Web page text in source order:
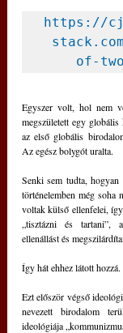
https://
of-
Egyszer volt, hol nem
megszületett egy
az első globális
Az egész bolygót uralta.
Senki sem tudta, hogyan
történelemben még soha
voltak külső ellenfelei,
„tisztázni és tartani”,
ellenállást és
Így hát ehhez látott hozzá.
Ezt először végső
nevezett birodalom
ideológiája